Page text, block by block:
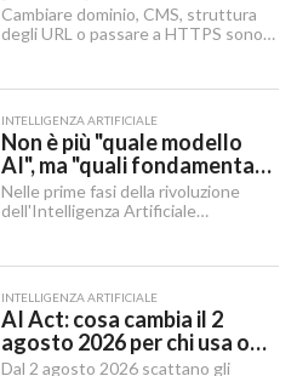
Redirect 301, URL e
Checklist SEO
Cambiare dominio, CMS, struttura
degli URL o passare a HTTPS sono i
ricerca.
INTELLIGENZA ARTIFICIALE
Non è più "quale modello
AI", ma "quali fondamenta":
dati, infrastruttura,
governance
Nelle prime fasi della rivoluzione
dell'Intelligenza Artificiale
"Quale modello dobbiamo usare?".
INTELLIGENZA ARTIFICIALE
AI Act: cosa cambia il 2
agosto 2026 per chi usa o
integra l'AI
Dal 2 agosto 2026 scattano gli